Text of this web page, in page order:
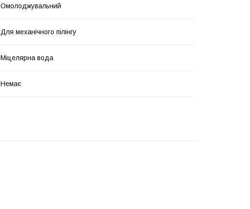
Омолоджувальний
Для механічного пілінгу
Міцелярна вода
Немає